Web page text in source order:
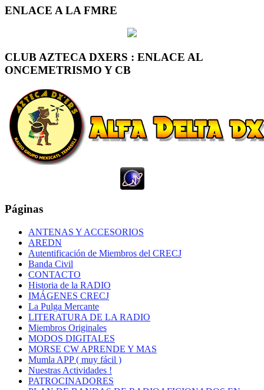
ENLACE A LA FMRE
CLUB AZTECA DXERS : ENLACE AL
ONCEMETRISMO Y CB
Páginas
ANTENAS Y ACCESORIOS
AREDN
Autentificación de Miembros del CRECJ
Banda Civil
CONTACTO
Historia de la RADIO
IMÁGENES CRECJ
La Pulga Mercante
LITERATURA DE LA RADIO
Miembros Originales
MODOS DIGITALES
MORSE CW APRENDE Y MAS
Mumla APP ( muy fácil )
Nuestras Actividades !
PATROCINADORES